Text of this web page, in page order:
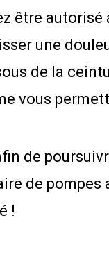
être
une
de la
vous
de
de pompes
!